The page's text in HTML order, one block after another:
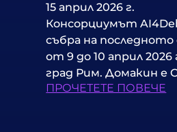
15 април 2026 г.
Консорциумът
събра на
от 9 до 10 април
град Рим. Домакин е
ПРОЧЕТЕТЕ ПОВЕЧЕ